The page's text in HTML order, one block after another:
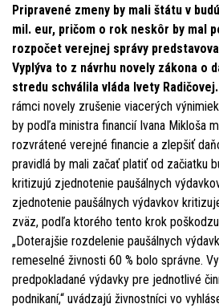
Pripravené zmeny by mali štátu v
mil. eur, pričom o rok neskôr by mal
rozpočet verejnej správy
Vyplýva to z návrhu novely zákona o
stredu schválila vláda Ivety Radičovej.
rámci novely zrušenie viacerých
by podľa ministra financií Ivana Mikloša
rozvrátené verejné financie a zlepšiť
pravidlá by mali začať platiť od začiatku
kritizujú zjednotenie paušálnych
zjednotenie paušálnych výdavkov
zväz, podľa ktorého tento krok
„Doterajšie rozdelenie paušálnych
remeselné živnosti 60 % bolo správne.
predpokladané výdavky pre jednotlivé
podnikaní,“ uvádzajú živnostníci vo